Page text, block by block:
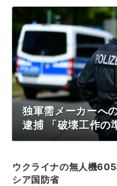
独軍需メーカーへ
逮捕 「破壊工作の
ウクライナの無人機
シア国防省